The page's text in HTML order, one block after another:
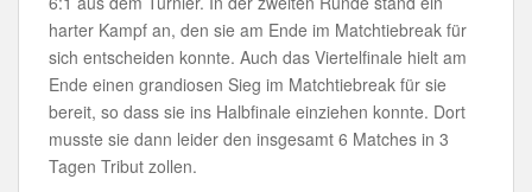
harter Kampf an, den sie am Ende im Matchtiebreak für
sich entscheiden konnte. Auch das Viertelfinale hielt am
Ende einen grandiosen Sieg im Matchtiebreak für sie
bereit, so dass sie ins Halbfinale einziehen konnte. Dort
musste sie dann leider den insgesamt 6 Matches in 3
Tagen Tribut zollen.